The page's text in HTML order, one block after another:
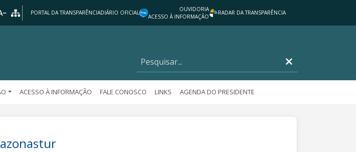
PORTAL DA TRANSPARÊNCIADIÁRIO OFICIAL
OUVIDORIA
ACESSO À INFORMAÇÃO
RADAR DA TRANSPARÊNCIA
ACESSO À INFORMAÇÃO FALE CONOSCO LINKS AGENDA DO PRESIDENTE